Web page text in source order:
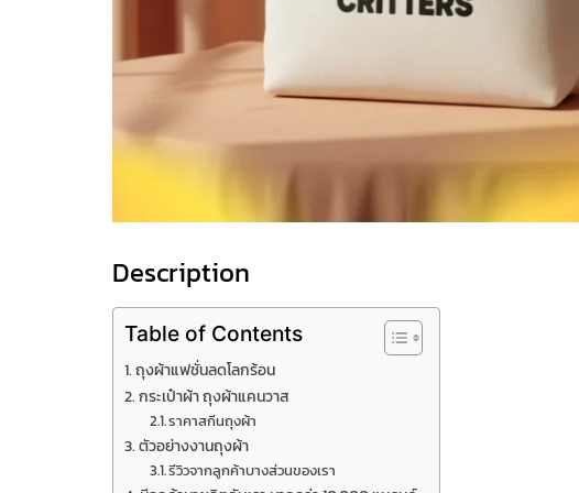
Description
Table of Contents
ถุงผ้าแฟชั่นลดโลกร้อน
กระเป๋าผ้า ถุงผ้าแคนวาส
ราคาสกีนถุงผ้า
ตัวอย่างงานถุงผ้า
รีวิวจากลูกค้าบางส่วนของเรา